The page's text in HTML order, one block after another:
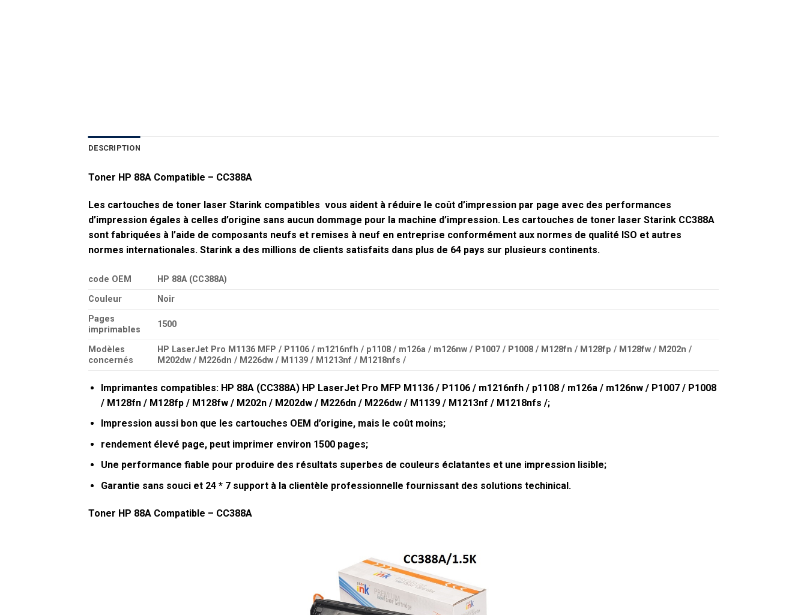
DESCRIPTION
Toner HP 88A Compatible – CC388A
Les cartouches de toner laser Starink compatibles vous aident à réduire le coût d’impression par page avec des performances
d’impression égales à celles d’origine sans aucun dommage pour la machine d’impression. Les cartouches de toner laser Starink CC388A
sont fabriquées à l’aide de composants neufs et remises à neuf en entreprise conformément aux normes de qualité ISO et autres
normes internationales. Starink a des millions de clients satisfaits dans plus de 64 pays sur plusieurs continents.
code OEM
HP 88A (CC388A)
Couleur
Noir
Pages
imprimables
1500
Modèles
concernés
HP LaserJet Pro M1136 MFP / P1106 / m1216nfh / p1108 / m126a / m126nw / P1007 / P1008 / M128fn / M128fp / M128fw / M202n /
M202dw / M226dn / M226dw / M1139 / M1213nf / M1218nfs /
Imprimantes compatibles: HP 88A (CC388A) HP LaserJet Pro MFP M1136 / P1106 / m1216nfh / p1108 / m126a / m126nw / P1007 / P1008
/ M128fn / M128fp / M128fw / M202n / M202dw / M226dn / M226dw / M1139 / M1213nf / M1218nfs /;
Impression aussi bon que les cartouches OEM d’origine, mais le coût moins;
rendement élevé page, peut imprimer environ 1500 pages;
Une performance fiable pour produire des résultats superbes de couleurs éclatantes et une impression lisible;
Garantie sans souci et 24 * 7 support à la clientèle professionnelle fournissant des solutions techinical.
Toner HP 88A Compatible – CC388A